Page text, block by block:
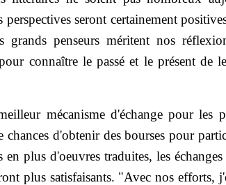
perspectives seront certainement
penseurs méritent nos réflexi
connaître le passé et le présent de
mécanisme d'échange pour les
chances d'obtenir des bourses pour
en plus d'oeuvres traduites, les
plus satisfaisants. "Avec nos efforts,